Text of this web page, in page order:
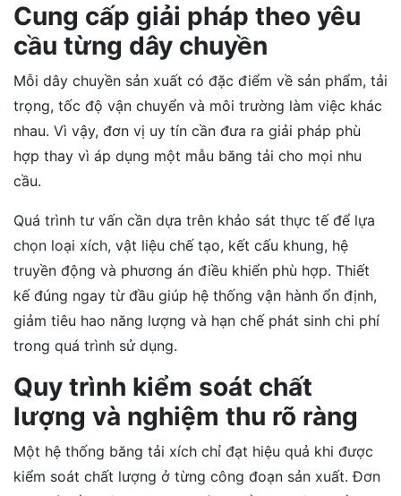
Cung cấp giải pháp theo yêu
cầu từng dây chuyền
Mỗi dây chuyền sản xuất có đặc điểm về sản phẩm, tải
trọng, tốc độ vận chuyển và môi trường làm việc khác
nhau. Vì vậy, đơn vị uy tín cần đưa ra giải pháp phù
hợp thay vì áp dụng một mẫu băng tải cho mọi nhu
cầu.
Quá trình tư vấn cần dựa trên khảo sát thực tế để lựa
chọn loại xích, vật liệu chế tạo, kết cấu khung, hệ
truyền động và phương án điều khiển phù hợp. Thiết
kế đúng ngay từ đầu giúp hệ thống vận hành ổn định,
giảm tiêu hao năng lượng và hạn chế phát sinh chi phí
trong quá trình sử dụng.
Quy trình kiểm soát chất
lượng và nghiệm thu rõ ràng
Một hệ thống băng tải xích chỉ đạt hiệu quả khi được
kiểm soát chất lượng ở từng công đoạn sản xuất. Đơn